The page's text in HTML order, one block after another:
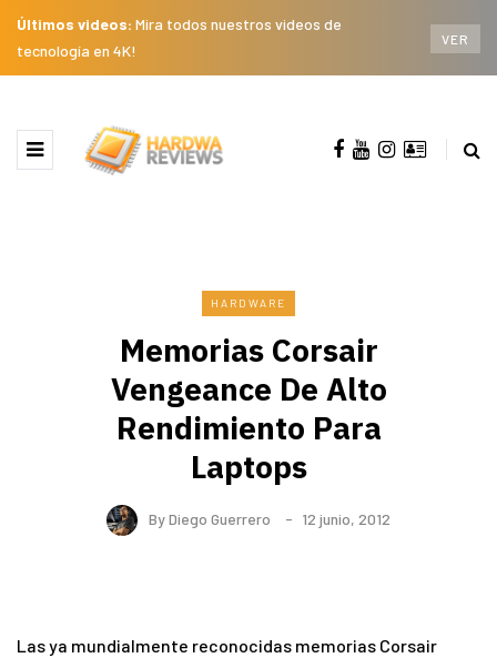
Últimos videos: Mira todos nuestros videos de
tecnología en 4K!
VER
HARDWARE
Memorias Corsair
Vengeance De Alto
Rendimiento Para
Laptops
ByDiego Guerrero 12 junio, 2012
Las ya mundialmente reconocidas memorias Corsair